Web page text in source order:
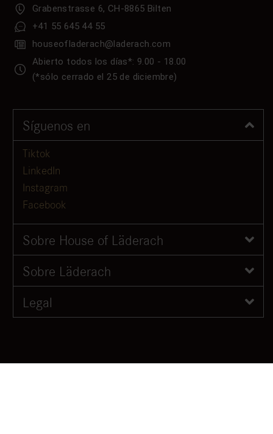
Grabenstrasse 6, CH-8865 Bilten
+41 55 645 44 55
houseofladerach@laderach.com
Abierto todos los días*: 9.00 - 18.00
(*sólo cerrado el 25 de diciembre)
Síguenos en
Tiktok
LinkedIn
Instagram
Facebook
Sobre House of Läderach
Sobre Läderach
Legal